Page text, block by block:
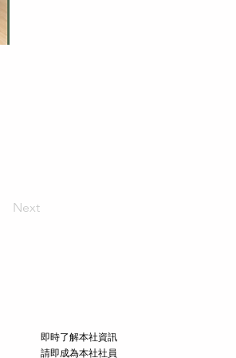
Next
請即成為本社社員
​即時了解本社資訊